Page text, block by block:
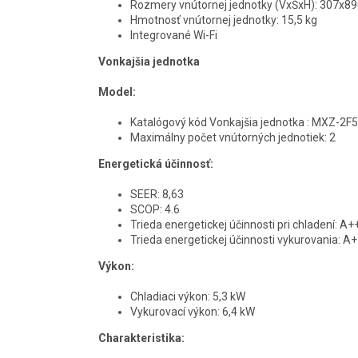
Rozmery vnútornej jednotky (VxŠxH):
Hmotnosť vnútornej jednotky: 15,5 kg
Integrované Wi-Fi
Vonkajšia jednotka
Model:
Katalógový kód Vonkajšia jednotka : MXZ-
Maximálny počet vnútorných jednotiek: 2
Energetická účinnosť:
SEER: 8,63
SCOP: 4.6
Trieda energetickej účinnosti pri chladení:
Trieda energetickej účinnosti vykurovania:
Výkon:
Chladiaci výkon: 5,3 kW
Vykurovací výkon: 6,4 kW
Charakteristika: